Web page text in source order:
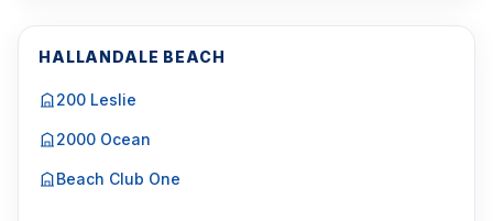
HALLANDALE BEACH
200 Leslie
2000 Ocean
Beach Club One